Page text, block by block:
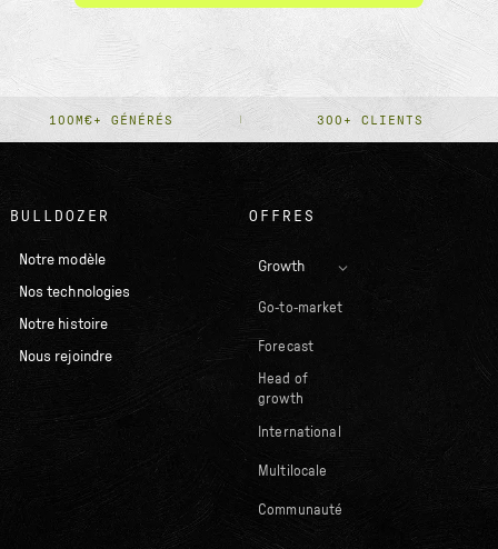
100M€+ GÉNÉRÉS 300+ CLIENTS
BULLDOZER
Notre modèle
Nos technologies
Notre histoire
Nous rejoindre
OFFRES
Growth
Go-to-market
Forecast
Head of
growth
International
Multilocale
Communauté